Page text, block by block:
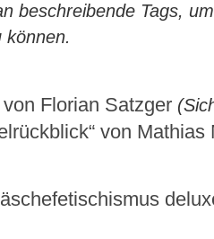
beschreibende Tags,
können.
Florian Satzger
von